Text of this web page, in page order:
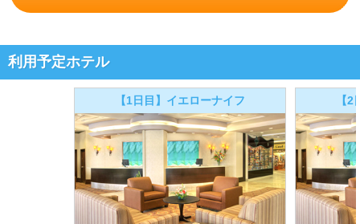
利用予定ホテル
【1日目】イエローナイフ 【